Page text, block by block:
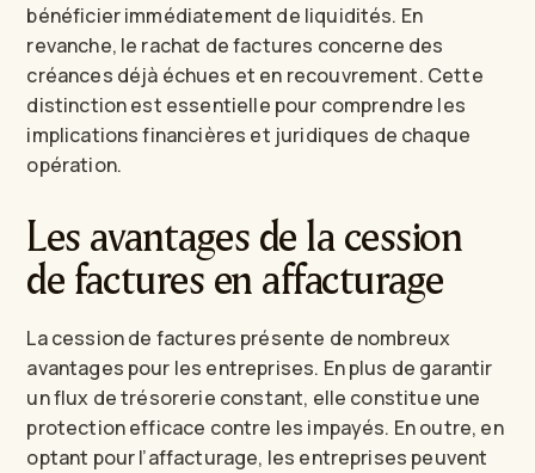
bénéficier immédiatement de liquidités. En
revanche, le rachat de factures concerne des
créances déjà échues et en recouvrement. Cette
distinction est essentielle pour comprendre les
implications financières et juridiques de chaque
opération.
Les avantages de la cession
de factures en affacturage
La cession de factures présente de nombreux
avantages pour les entreprises. En plus de garantir
un flux de trésorerie constant, elle constitue une
protection efficace contre les impayés. En outre, en
optant pour l’affacturage, les entreprises peuvent